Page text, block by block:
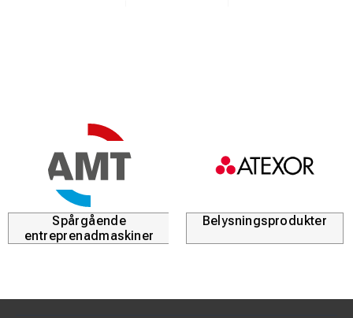
Spårgående
entreprenadmaskiner
Belysningsprodukter